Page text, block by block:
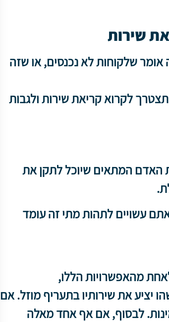
שירות
אומר שלקוחות לא נכנסים, או שזה
לקרוא קריאת שירות ולגבות
האדם המתאים שיוכל לתקן את
עשויים לתהות מתי זה עומד
מהאפשרויות הללו,
יציע את שירותיו בתעריף מוזל. אם
לבסוף, אם אף אחד מאלה